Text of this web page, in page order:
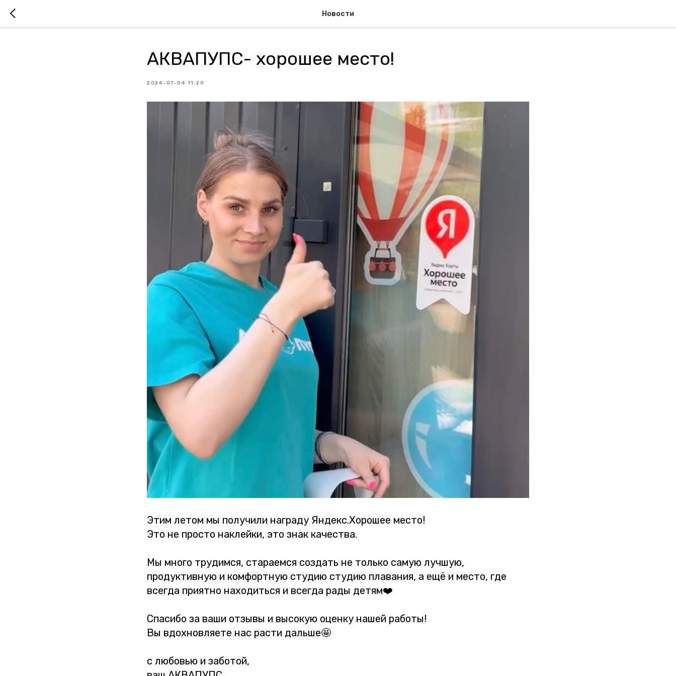
Новости
АКВАПУПС- хорошее место!
2024-07-04 11:20
Этим летом мы получили награду Яндекс.Хорошее место!
Это не просто наклейки, это знак качества.
Мы много трудимся, стараемся создать не только самую лучшую,
продуктивную и комфортную студию студию плавания, а ещё и место, где
всегда приятно находиться и всегда рады детям❤️
Спасибо за ваши отзывы и высокую оценку нашей работы!
Вы вдохновляете нас расти дальше🤩
с любовью и заботой,